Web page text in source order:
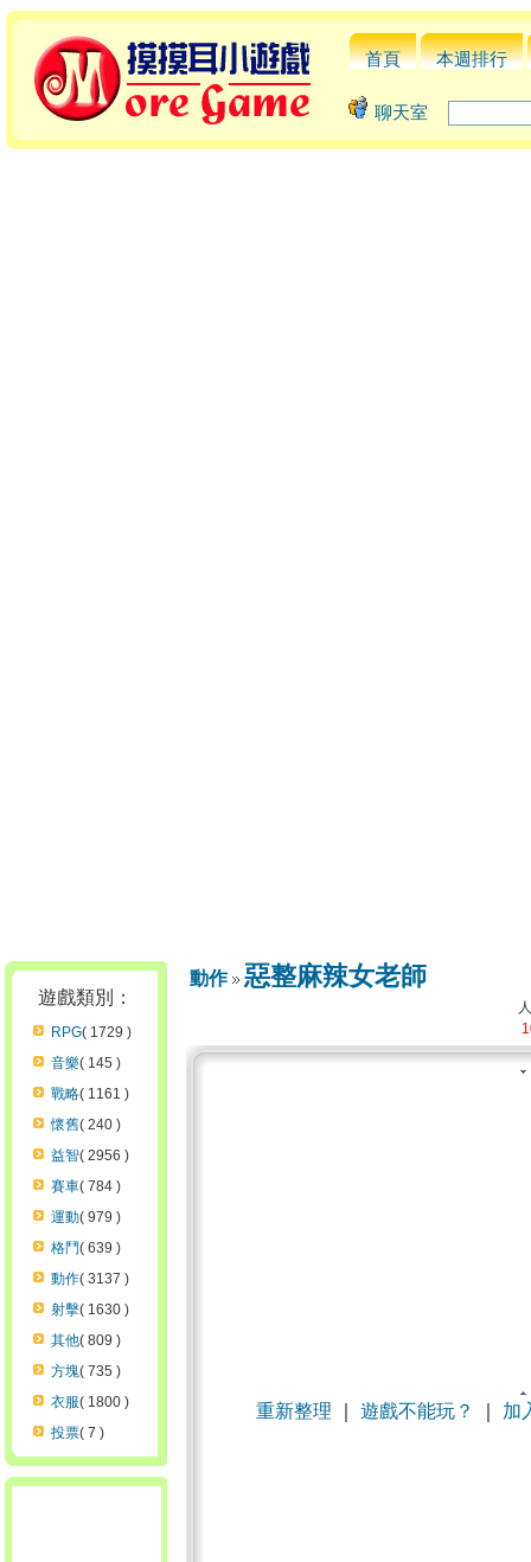
首頁 本週排行
聊天室
遊戲類別：
RPG( 1729 )
音樂( 145 )
戰略( 1161 )
懷舊( 240 )
益智( 2956 )
賽車( 784 )
運動( 979 )
格鬥( 639 )
動作( 3137 )
射擊( 1630 )
其他( 809 )
方塊( 735 )
衣服( 1800 )
投票( 7 )
動作 惡整麻辣女老師
重新整理 遊戲不能玩？ 加